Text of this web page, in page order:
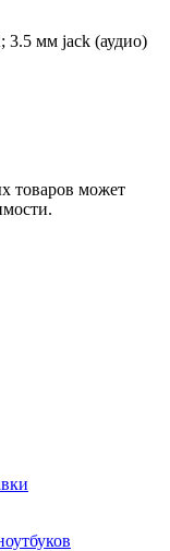
3.5 мм jack (аудио)
товаров может